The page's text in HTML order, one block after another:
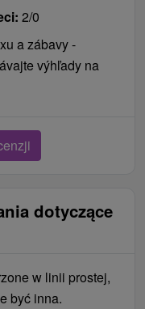
2/0
a zábavy -
výhľady na
dotyczące
w linii prostej,
być inna.